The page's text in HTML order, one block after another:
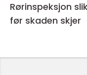
Rørinspeksjon slik får du kontroll på rørene
før skaden skjer